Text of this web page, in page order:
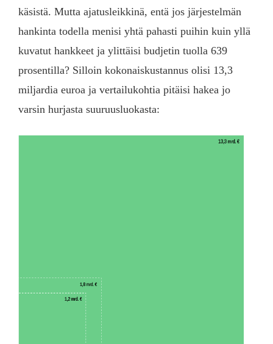
käsistä. Mutta ajatusleikkinä, entä jos järjestelmän
hankinta todella menisi yhtä pahasti puihin kuin yllä
kuvatut hankkeet ja ylittäisi budjetin tuolla 639
prosentilla? Silloin kokonaiskustannus olisi 13,3
miljardia euroa ja vertailukohtia pitäisi hakea jo
varsin hurjasta suuruusluokasta: